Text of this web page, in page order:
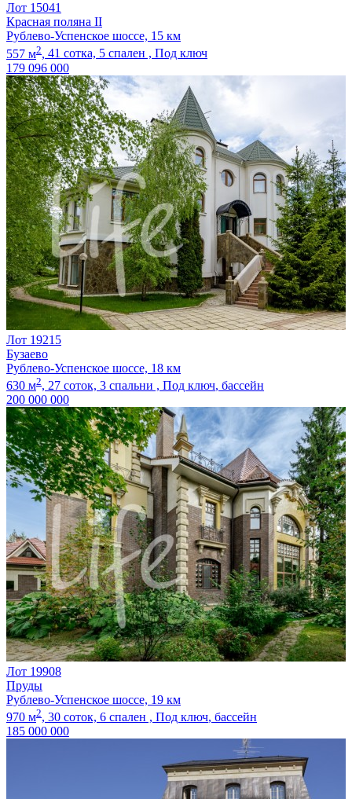
Лот 15041
Красная поляна II
Рублево-Успенское шоссе, 15 км
557 м2, 41 сотка, 5 спален , Под ключ
179 096 000
Лот 19215
Бузаево
Рублево-Успенское шоссе, 18 км
630 м2, 27 соток, 3 спальни , Под ключ, бассейн
200 000 000
Лот 19908
Пруды
Рублево-Успенское шоссе, 19 км
970 м2, 30 соток, 6 спален , Под ключ, бассейн
185 000 000